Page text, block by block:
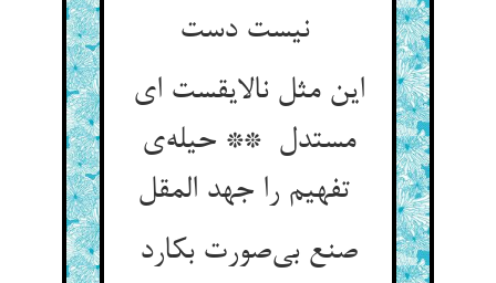
نیست دست
این مثل نالایقست ای
مستدل ** حیله‌ی
صنع بی‌صورت بکارد